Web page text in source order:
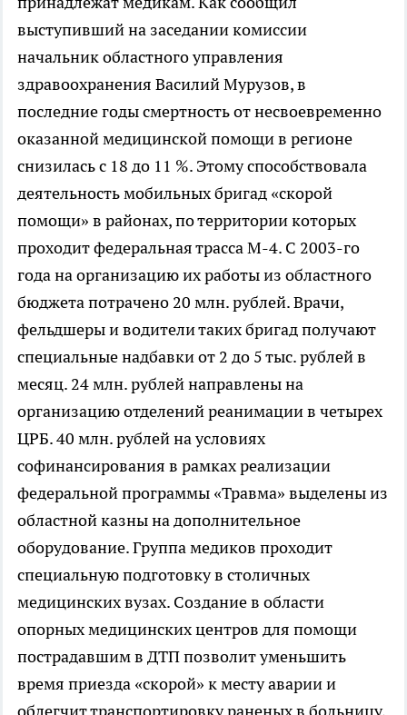
выступивший на заседании комиссии
начальник областного управления
здравоохранения Василий Мурузов, в
последние годы смертность от несвоевременно
оказанной медицинской помощи в регионе
снизилась с 18 до 11 %. Этому способствовала
деятельность мобильных бригад «скорой
помощи» в районах, по территории которых
проходит федеральная трасса М-4. С 2003-го
года на организацию их работы из областного
бюджета потрачено 20 млн. рублей. Врачи,
фельдшеры и водители таких бригад получают
специальные надбавки от 2 до 5 тыс. рублей в
месяц. 24 млн. рублей направлены на
организацию отделений реанимации в четырех
ЦРБ. 40 млн. рублей на условиях
софинансирования в рамках реализации
федеральной программы «Травма» выделены из
областной казны на дополнительное
оборудование. Группа медиков проходит
специальную подготовку в столичных
медицинских вузах. Создание в области
опорных медицинских центров для помощи
пострадавшим в ДТП позволит уменьшить
время приезда «скорой» к месту аварии и
облегчит транспортировку раненых в больницу,